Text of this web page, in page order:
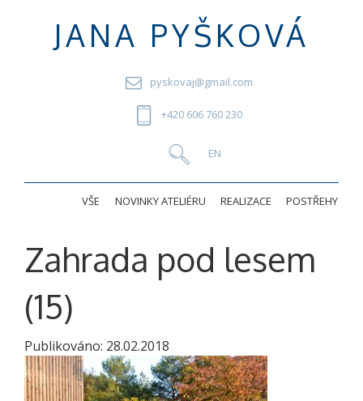
JANA PYŠKOVÁ
pyskovaj@gmail.com
+420 606 760 230
VŠE NOVINKY ATELIÉRU REALIZACE POSTŘEHY
Zahrada pod lesem
(15)
Publikováno: 28.02.2018